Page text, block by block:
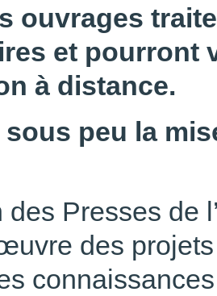
ouvrages
et pourront
à distance.
peu la
des Presses de
des